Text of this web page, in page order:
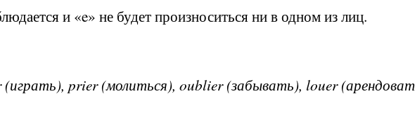
и «e» не будет произноситься ни в одном из лиц.
(играть), prier (молиться), oublier (забывать), louer